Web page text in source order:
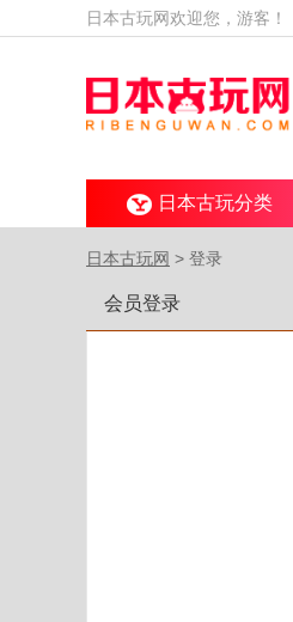
日本古玩网欢迎您，游客！
日本古玩分类
日本古玩网 > 登录
会员登录